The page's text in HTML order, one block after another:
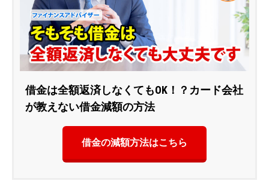
借金は全額返済しなくてもOK！？カード会社
が教えない借金減額の方法
借金の減額方法はこちら